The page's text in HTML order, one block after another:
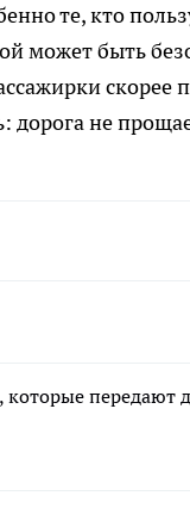
те, кто
может быть
дорога не
которые передают